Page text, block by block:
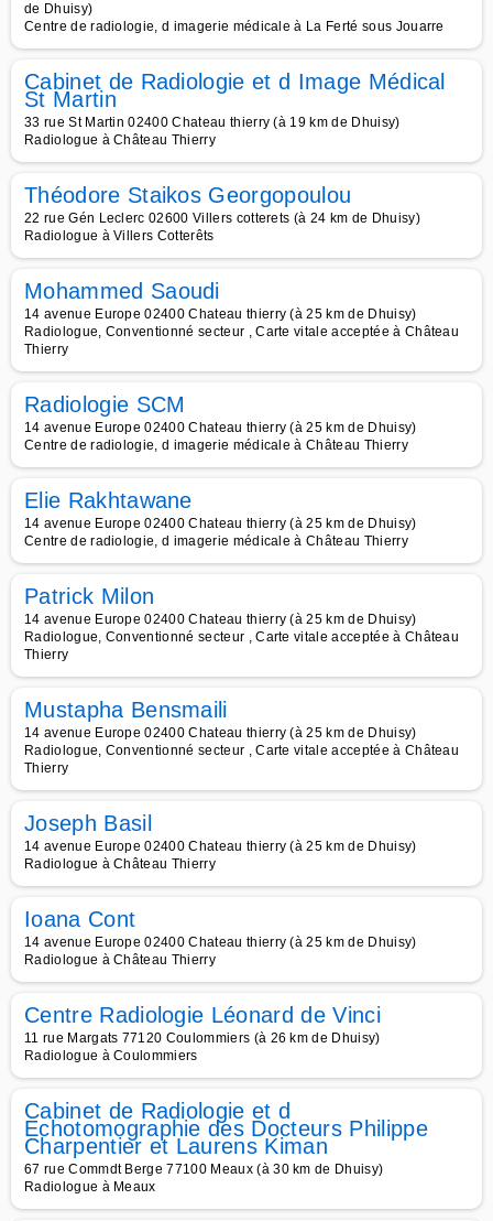
de Dhuisy)
Centre de radiologie, d imagerie médicale à La Ferté sous Jouarre
Cabinet de Radiologie et d Image Médical
St Martin
33 rue St Martin 02400 Chateau thierry (à 19 km de Dhuisy)
Radiologue à Château Thierry
Théodore Staikos Georgopoulou
22 rue Gén Leclerc 02600 Villers cotterets (à 24 km de Dhuisy)
Radiologue à Villers Cotterêts
Mohammed Saoudi
14 avenue Europe 02400 Chateau thierry (à 25 km de Dhuisy)
Radiologue, Conventionné secteur , Carte vitale acceptée à Château
Thierry
Radiologie SCM
14 avenue Europe 02400 Chateau thierry (à 25 km de Dhuisy)
Centre de radiologie, d imagerie médicale à Château Thierry
Elie Rakhtawane
14 avenue Europe 02400 Chateau thierry (à 25 km de Dhuisy)
Centre de radiologie, d imagerie médicale à Château Thierry
Patrick Milon
14 avenue Europe 02400 Chateau thierry (à 25 km de Dhuisy)
Radiologue, Conventionné secteur , Carte vitale acceptée à Château
Thierry
Mustapha Bensmaili
14 avenue Europe 02400 Chateau thierry (à 25 km de Dhuisy)
Radiologue, Conventionné secteur , Carte vitale acceptée à Château
Thierry
Joseph Basil
14 avenue Europe 02400 Chateau thierry (à 25 km de Dhuisy)
Radiologue à Château Thierry
Ioana Cont
14 avenue Europe 02400 Chateau thierry (à 25 km de Dhuisy)
Radiologue à Château Thierry
Centre Radiologie Léonard de Vinci
11 rue Margats 77120 Coulommiers (à 26 km de Dhuisy)
Radiologue à Coulommiers
Cabinet de Radiologie et d
Echotomographie des Docteurs Philippe
Charpentier et Laurens Kiman
67 rue Commdt Berge 77100 Meaux (à 30 km de Dhuisy)
Radiologue à Meaux